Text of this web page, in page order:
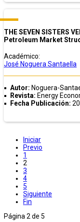
THE SEVEN SISTERS
Petroleum Market
Académico:
José Noguera Santaella
Autor: Noguera-
Revista: Energy
Fecha Publicación:
Iniciar
Previo
1
2
3
4
5
Siguiente
Fin
Página 2 de 5